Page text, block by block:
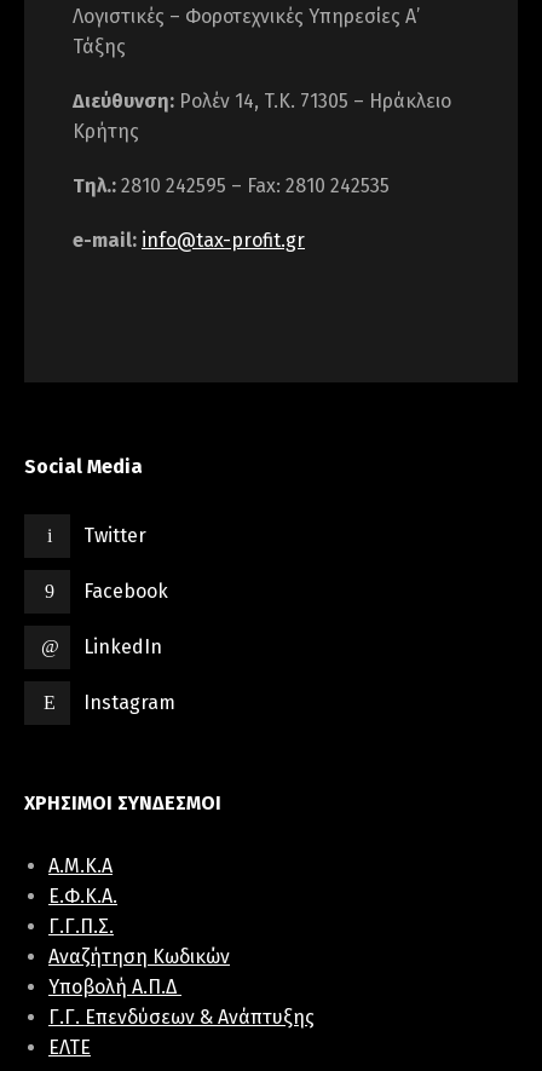
Λογιστικές – Φοροτεχνικές Υπηρεσίες Α’
Τάξης
Διεύθυνση: Ρολέν 14, T.K. 71305 – Ηράκλειο
Κρήτης
Τηλ.: 2810 242595 – Fax: 2810 242535
e-mail: info@tax-profit.gr
Social Media
Twitter
Facebook
LinkedIn
Instagram
ΧΡΗΣΙΜΟΙ ΣΥΝΔΕΣΜΟΙ
Α.Μ.Κ.Α
E.Φ.K.A.
Γ.Γ.Π.Σ.
Αναζήτηση Κωδικών
Υποβολή Α.Π.Δ
Γ.Γ. Επενδύσεων & Ανάπτυξης
ΕΛΤΕ